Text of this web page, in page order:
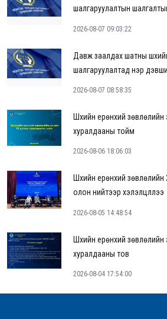
шалгаруулалтын
2026-08-07 09:03:22
Давж заалдах шатны
шалгаруулалтад нэр
2026-08-07 08:58:35
Шүүхийн ерөнхий
хуралдааны тойм
2026-08-06 18:06:03
Шүүхийн ерөнхий
олон нийтээр хэлэлцүүллээ
2026-08-05 14:48:54
Шүүхийн ерөнхий
хуралдааны тов
2026-08-04 17:54:00